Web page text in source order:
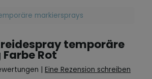
markiersprays
temporäre
Rot
| Eine Rezension schreiben